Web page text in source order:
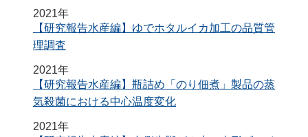
2021年
【研究報告水産編】ゆでホタルイカ加工の品質管
理調査
2021年
【研究報告水産編】瓶詰め「のり佃煮」製品の蒸
気殺菌における中心温度変化
2021年